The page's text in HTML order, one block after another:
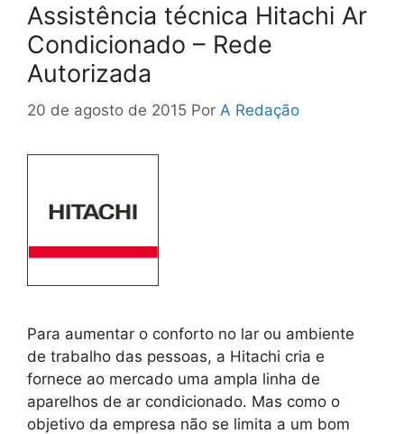
Assistência técnica Hitachi Ar
Condicionado – Rede
Autorizada
20 de agosto de 2015 Por A Redação
Para aumentar o conforto no lar ou ambiente
de trabalho das pessoas, a Hitachi cria e
fornece ao mercado uma ampla linha de
aparelhos de ar condicionado. Mas como o
objetivo da empresa não se limita a um bom